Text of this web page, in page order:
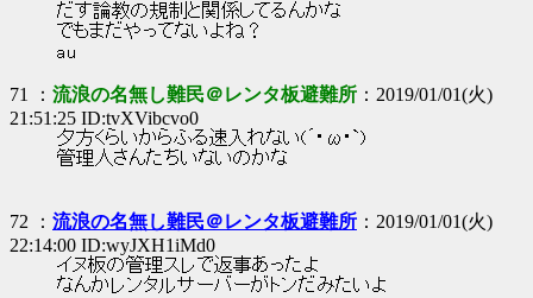
だす論教の規制と関係してるんかな
でもまだやってないよね？
au
71 ： 流浪の名無し難民＠レンタ板避難所 ：2019/01/01(火)
21:51:25 ID:tvXVibcvo0
夕方くらいからふる速入れない(´･ω･`)
管理人さんたちいないのかな
72 ： 流浪の名無し難民＠レンタ板避難所 ：2019/01/01(火)
22:14:00 ID:wyJXH1iMd0
イヌ板の管理スレで返事あったよ
なんかレンタルサーバーがトンだみたいよ